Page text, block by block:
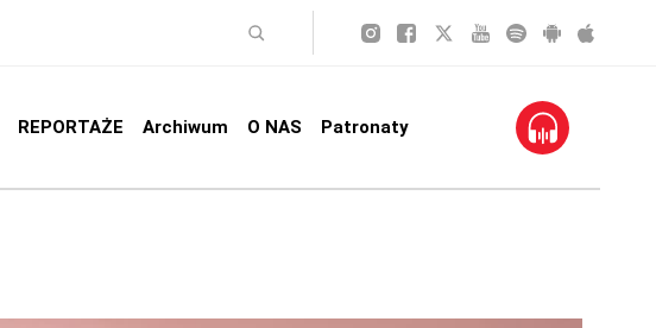
REPORTAŻE Archiwum O NAS Patronaty